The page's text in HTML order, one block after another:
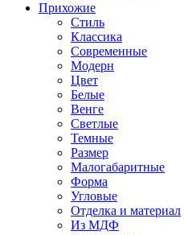
Прихожие
Стиль
Классика
Современные
Модерн
Цвет
Белые
Венге
Светлые
Темные
Размер
Малогабаритные
Форма
Угловые
Отделка и материал
Из МДФ